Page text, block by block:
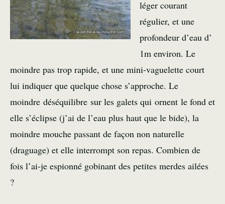
léger courant
régulier, et une
profondeur d’eau d’
1m environ. Le
moindre pas trop rapide, et une mini-vaguelette court
lui indiquer que quelque chose s’approche. Le
moindre déséquilibre sur les galets qui ornent le fond et
elle s’éclipse (j’ai de l’eau plus haut que le bide), la
moindre mouche passant de façon non naturelle
(draguage) et elle interrompt son repas. Combien de
fois l’ai-je espionné gobinant des petites merdes ailées
?